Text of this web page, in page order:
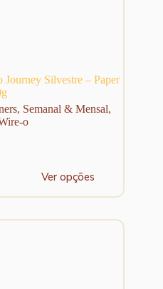
Silvestre – Paper
, Semanal & Mensal,
o
Ver opções